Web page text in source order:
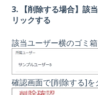
3. 【削除する場合】該
リックする
該当ユーザー横のゴミ
確認画面で[削除する]を